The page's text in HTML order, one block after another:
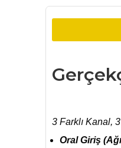
3 Farklı Kanal,
Oral Giriş